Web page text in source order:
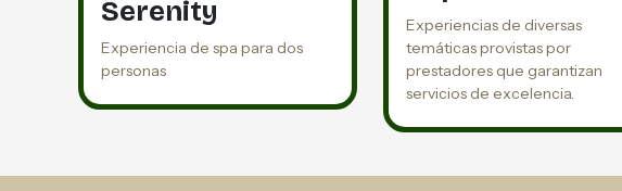
Serenity
Experiencia de spa para dos
personas
Experiencias de diversas
temáticas provistas por
prestadores que garantizan
servicios de excelencia.